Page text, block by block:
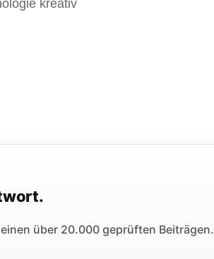
kreativ
über 20.000 geprüften Beiträgen.